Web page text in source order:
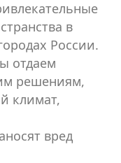
в
России.
отдаем
решениям,
климат,
вред